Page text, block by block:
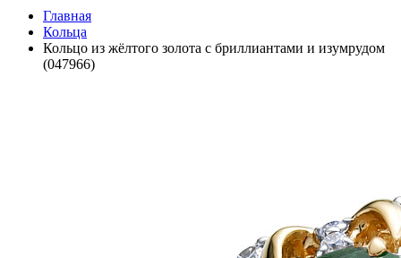
Главная
Кольца
Кольцо из жёлтого золота с бриллиантами и изумрудом
(047966)